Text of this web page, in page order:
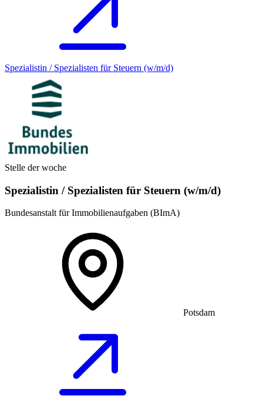
Spezialistin / Spezialisten für Steuern (w/m/d)
Stelle der woche
Spezialistin / Spezialisten für Steuern (w/m/d)
Bundesanstalt für Immobilienaufgaben (BImA)
Potsdam